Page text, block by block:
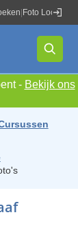
Foto Locaties
- Bekijk ons